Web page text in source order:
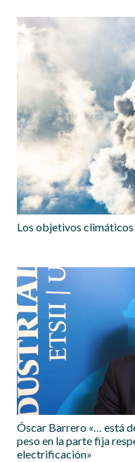
Los objetivos
Óscar Barrero «… está
peso en la parte fija
electrificación»